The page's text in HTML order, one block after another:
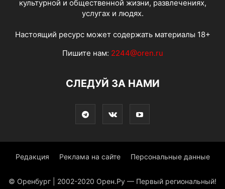
культурной и общественной жизни, развлечениях,
услугах и людях.
Настоящий ресурс может содержать материалы 18+
Пишите нам: 2244@oren.ru
СЛЕДУЙ ЗА НАМИ
Редакция Реклама на сайте Персональные данные
© Оренбург | 2002-2020 Орен.Ру — Первый региональный!